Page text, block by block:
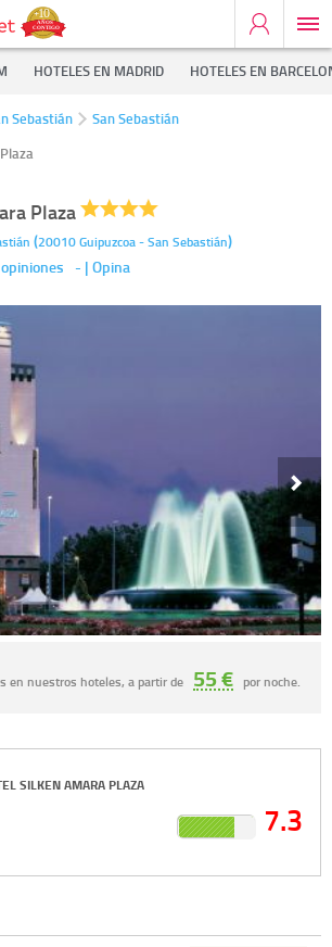
HOTELES EN MADRID HOTELES EN
Sebastián
San Sebastián
Plaza
(20010Guipuzcoa - San Sebastián)
- | Opina
en nuestros hoteles, a partir de 55 € por noche.
SILKEN AMARA PLAZA
7.3